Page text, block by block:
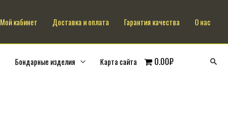
Мой кабинет Доставка и оплата Гарантия качества О нас
Бондарные изделия Карта сайта 0.00₽